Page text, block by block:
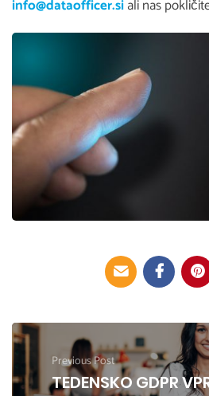
info@dataofficer.siali nas
Previous Post
TEDENSKO GDPR